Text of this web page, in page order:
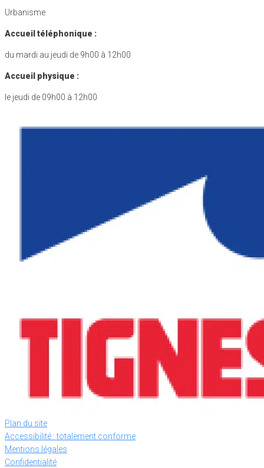
Urbanisme
Accueil téléphonique :
du mardi au jeudi de 9h00 à 12h00
Accueil physique :
le jeudi de 09h00 à 12h00
Plan du site
Accessibilité : totalement conforme
Mentions légales
Confidentialité